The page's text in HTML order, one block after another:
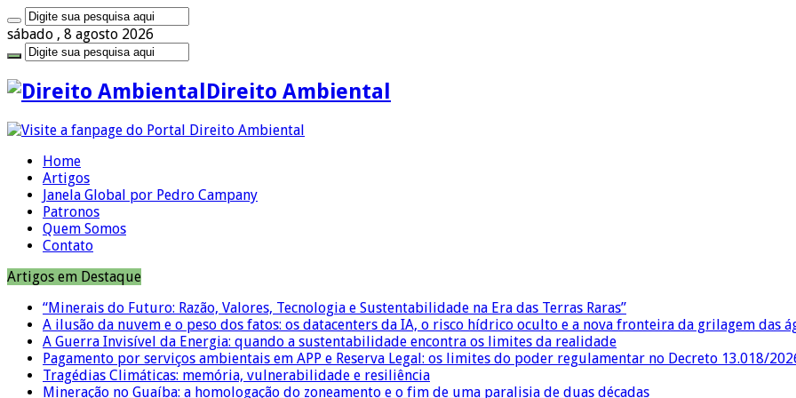
sábado , 8 agosto 2026
Direito Ambiental
Home
Artigos
Janela Global por Pedro Campany
Patronos
Quem Somos
Contato
Artigos em Destaque
“Minerais do Futuro: Razão, Valores, Tecnologia e Sustentabilidade na Era das Terras Raras”
A ilusão da nuvem e o peso dos fatos: os datacenters da IA, o risco hídrico oculto e a nova fronteira da grilagem das
A Guerra Invisível da Energia: quando a sustentabilidade encontra os limites da realidade
Pagamento por serviços ambientais em APP e Reserva Legal: os limites do poder regulamentar no Decreto 13.018/
Tragédias Climáticas: memória, vulnerabilidade e resiliência
Mineração no Guaíba: a homologação do zoneamento e o fim de uma paralisia de duas décadas